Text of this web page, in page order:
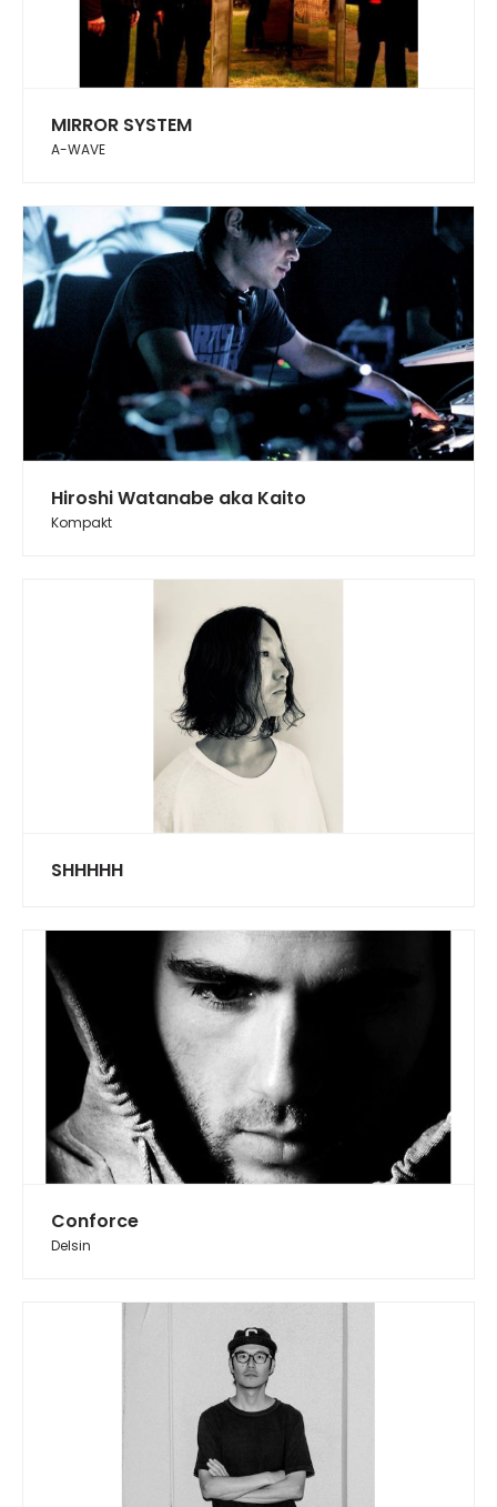
MIRROR SYSTEM
A-WAVE
Hiroshi Watanabe aka Kaito
Kompakt
SHHHHH
Conforce
Delsin